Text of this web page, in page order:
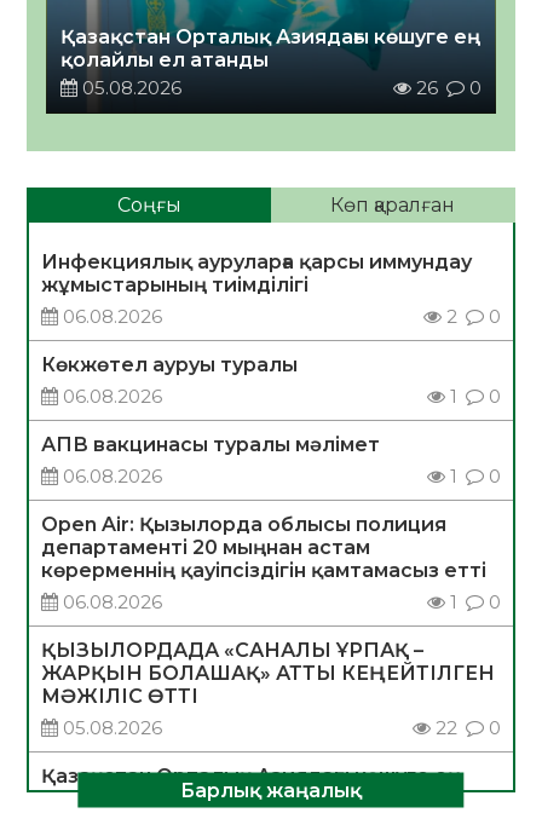
Қазақстан Орталық Азиядағы көшуге ең
қолайлы ел атанды
05.08.2026
26 0
Соңғы Көп қаралған
Инфекциялық ауруларға қарсы иммундау
жұмыстарының тиімділігі
06.08.2026
2 0
Көкжөтел ауруы туралы
06.08.2026
1 0
АПВ вакцинасы туралы мәлімет
06.08.2026
1 0
Open Air: Қызылорда облысы полиция
департаменті 20 мыңнан астам
көрерменнің қауіпсіздігін қамтамасыз етті
06.08.2026
1 0
ҚЫЗЫЛОРДАДА «САНАЛЫ ҰРПАҚ –
ЖАРҚЫН БОЛАШАҚ» АТТЫ КЕҢЕЙТІЛГЕН
МӘЖІЛІС ӨТТІ
05.08.2026
22 0
Қазақстан Орталық Азиядағы көшуге ең
қолайлы ел атандыБарлық жаңалық